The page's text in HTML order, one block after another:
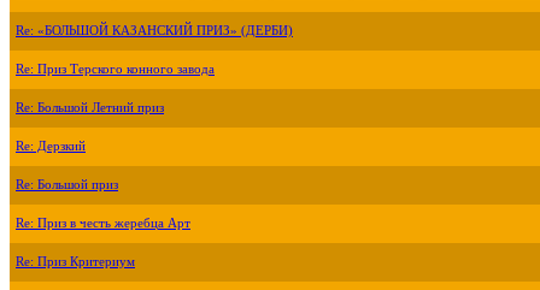
Re: «БОЛЬШОЙ КАЗАНСКИЙ ПРИЗ» (ДЕРБИ)
Re: Приз Терского конного завода
Re: Большой Летний приз
Re: Дерзкий
Re: Большой приз
Re: Приз в честь жеребца Арт
Re: Приз Критериум